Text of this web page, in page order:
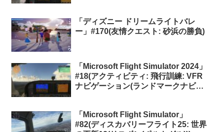
「ディズニー ドリームライトバレ
ー」#170(友情クエスト: 砂浜の勝負)
「Microsoft Flight Simulator 2024」
#18(アクティビティ: 飛行訓練: VFR
ナビゲーション(ランドマークナビゲ
「Microsoft Flight Simulator」
#82(ディスカバリーフライト25: 世界